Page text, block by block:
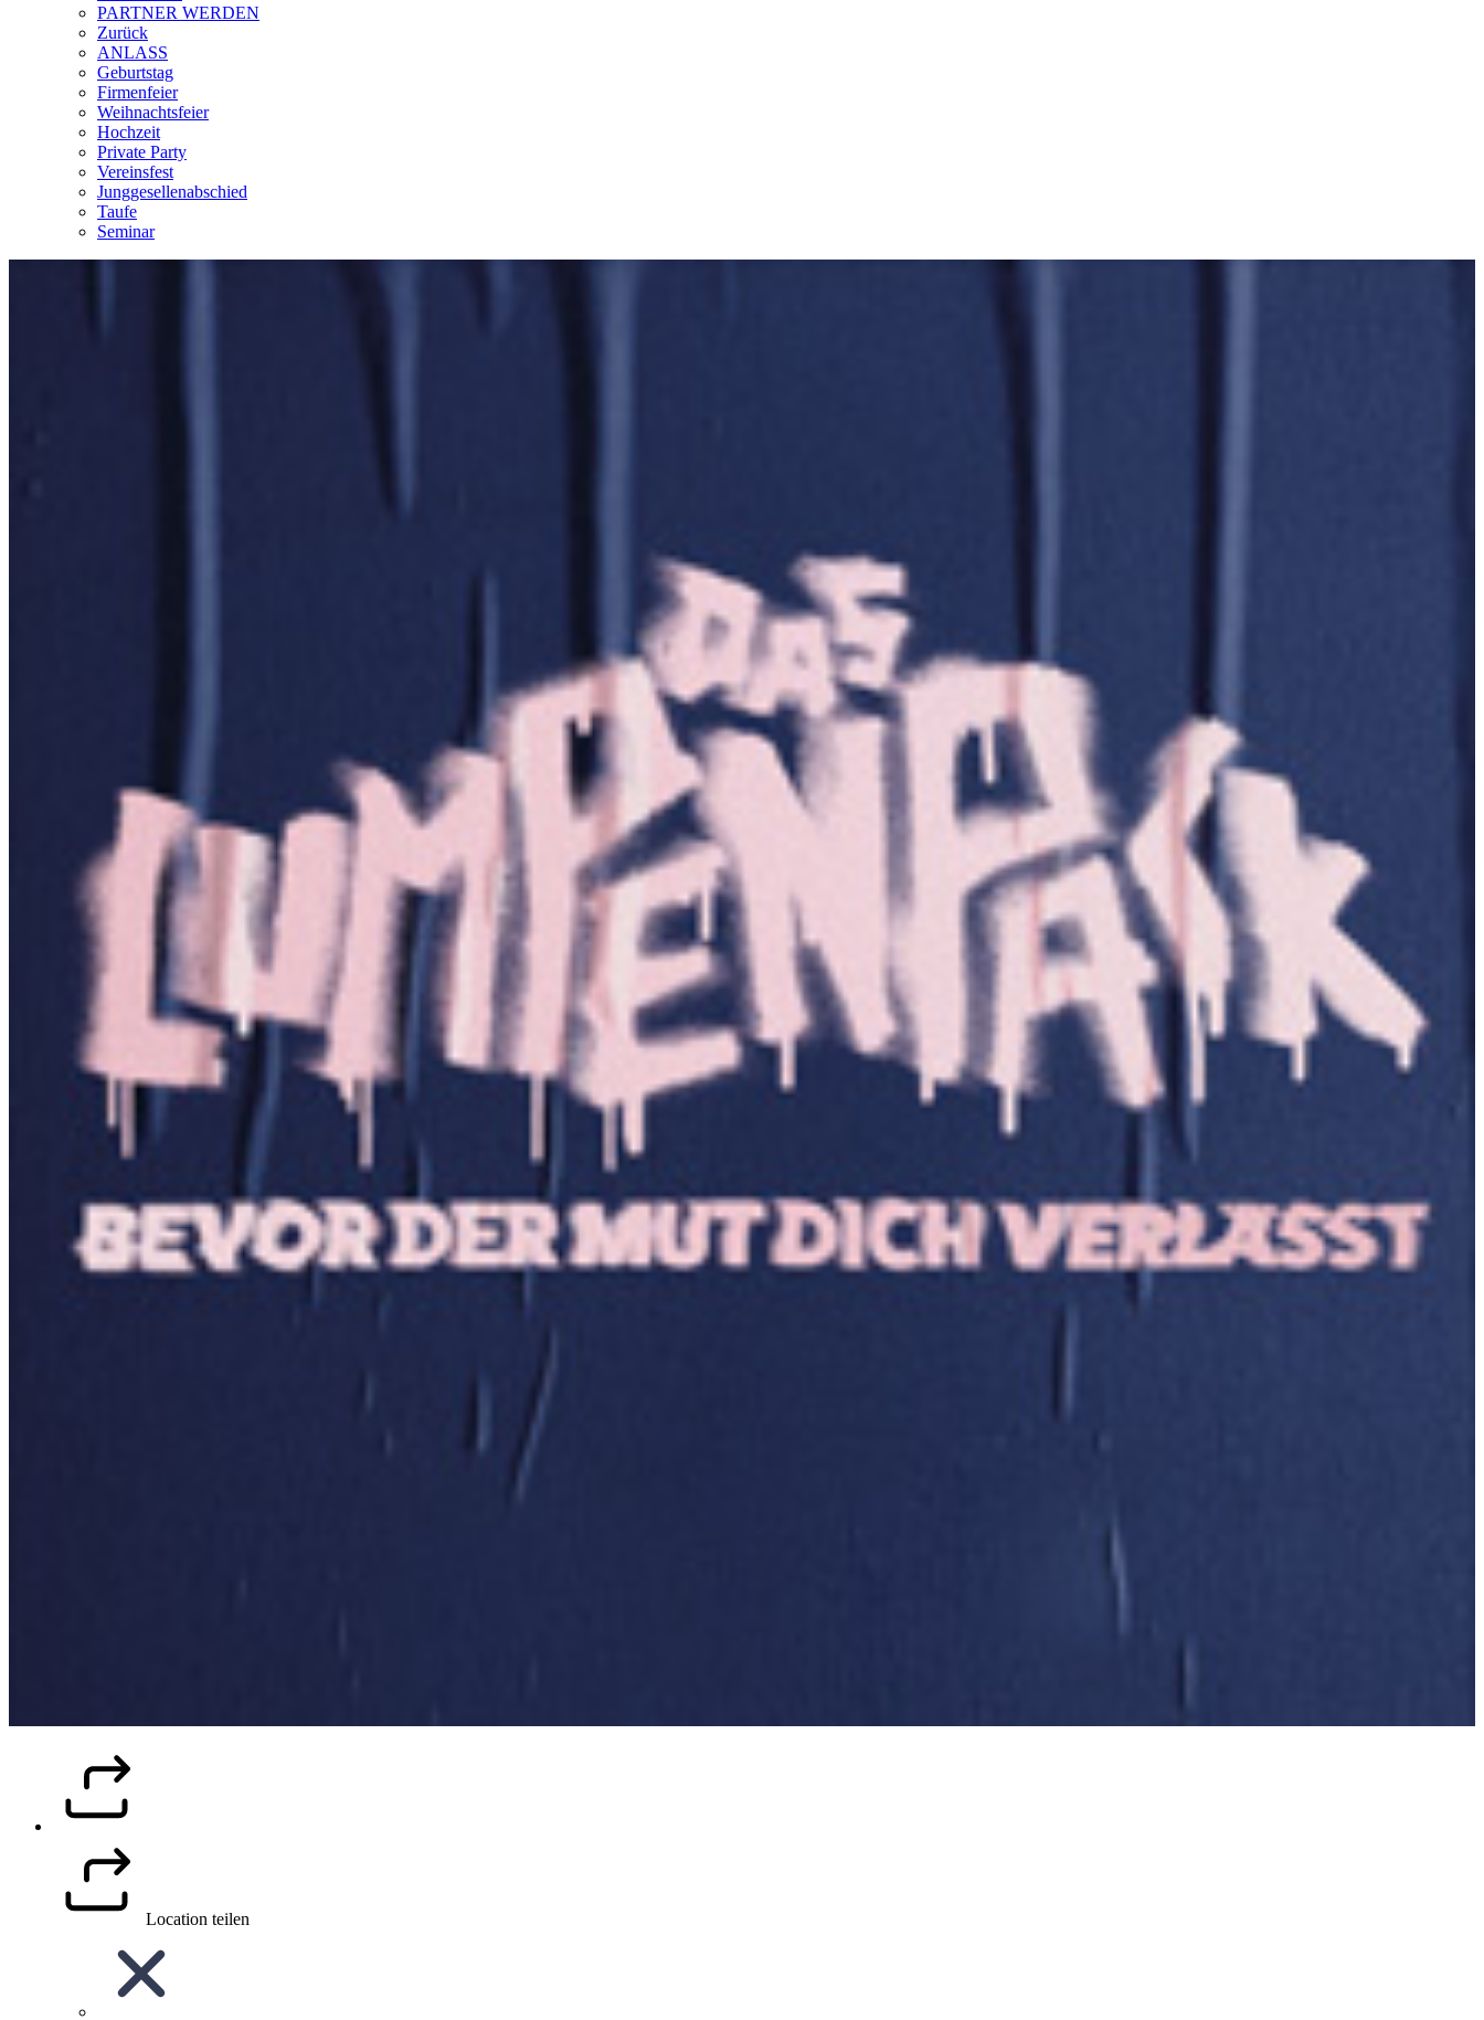
PARTNER WERDEN
Zurück
ANLASS
Geburtstag
Firmenfeier
Weihnachtsfeier
Hochzeit
Private Party
Vereinsfest
Junggesellenabschied
Taufe
Seminar
Location teilen